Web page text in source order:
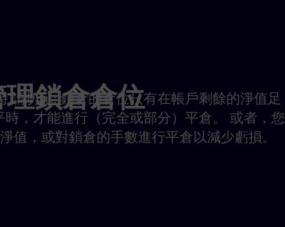
理鎖倉倉位
,請切記: 鎖倉的倉位只有在帳戶剩餘的淨值足
，才能進行（完全或部分）平倉。 或者，您
值，或對鎖倉的手數進行平倉以減少虧損。